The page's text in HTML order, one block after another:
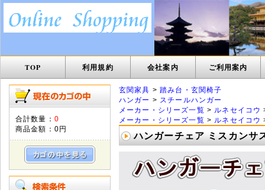
TOP 利用規約 会社案内 ご利用案内
合計数量： 0
商品金額： 0円
玄関家具 >踏み台・玄関椅子
ハンガー > スチールハンガー
メーカー・シリーズ一覧 > ルネセイコウ
メーカー・シリーズ一覧 > ルネセイコウ
ハンガーチェア ミスカンサ